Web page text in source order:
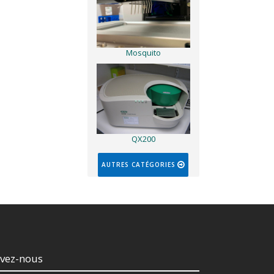
Mosquito
QX200
AUTRES CATÉGORIES
nous